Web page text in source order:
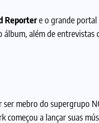
Reportere o grande portal
além de entrevistas
mebro do supergrupo
a lançar suas